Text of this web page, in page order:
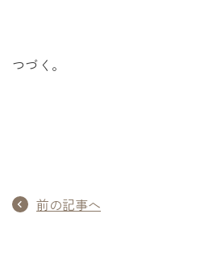
つづく。
前の記事へ